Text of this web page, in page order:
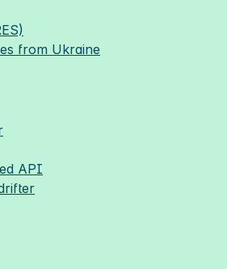
from Ukraine
API